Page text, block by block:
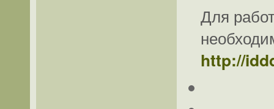
Для
http://